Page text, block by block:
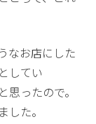
なお店にした
してい
ったので。
た。